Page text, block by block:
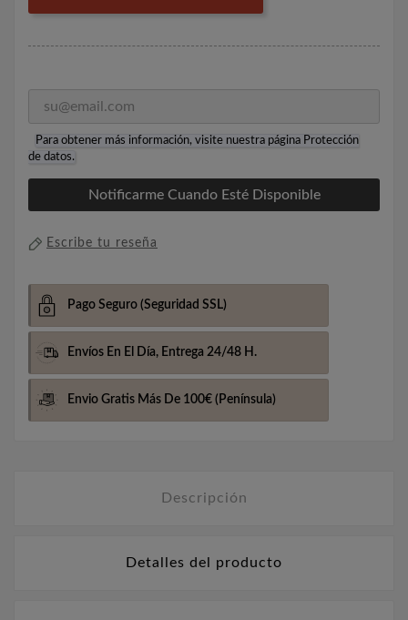
Para obtener más información, visite nuestra página Protección
de datos.
Notificarme Cuando Esté Disponible
Escribe tu reseña
Pago Seguro (Seguridad SSL)
Envíos En El Día, Entrega 24/48 H.
Envio Gratis Más De 100€ (Península)
Descripción
Detalles del producto